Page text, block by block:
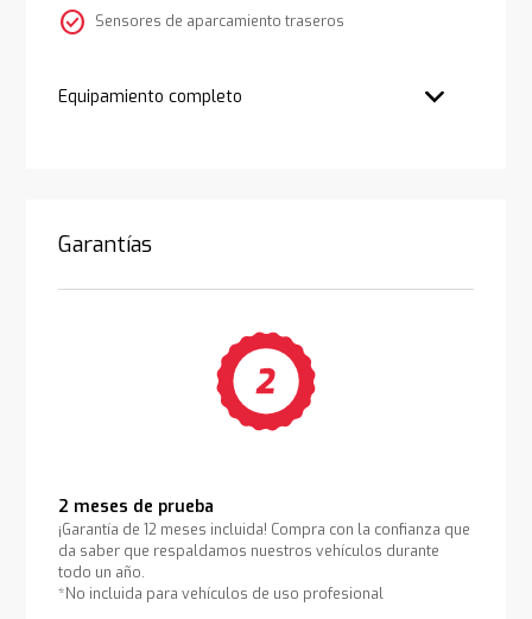
check_circle Sensores de aparcamiento traseros
Equipamiento completo
Garantías
2 meses de prueba
¡Garantía de 12 meses incluida! Compra con la confianza que
da saber que respaldamos nuestros vehículos durante
todo un año.
*No incluida para vehículos de uso profesional